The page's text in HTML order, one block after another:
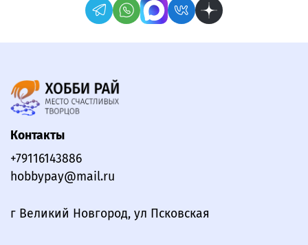
Контакты
+79116143886
hobbypay@mail.ru
г Великий Новгород, ул Псковская